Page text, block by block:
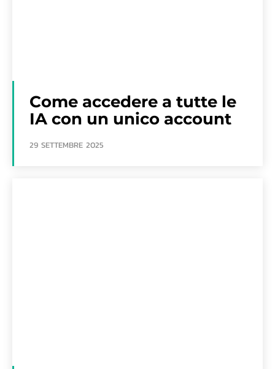
Come accedere a tutte le
IA con un unico account
29 SETTEMBRE 2025